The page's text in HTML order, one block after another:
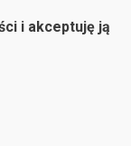
i akceptuję ją